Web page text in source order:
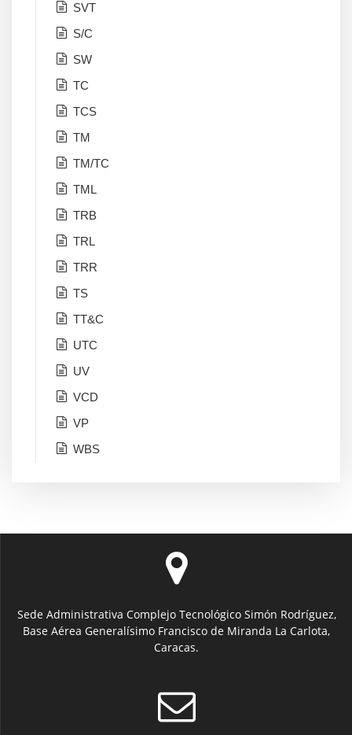
SVT
S/C
SW
TC
TCS
TM
TM/TC
TML
TRB
TRL
TRR
TS
TT&C
UTC
UV
VCD
VP
WBS
Sede Administrativa Complejo Tecnológico Simón Rodríguez,
Base Aérea Generalísimo Francisco de Miranda La Carlota,
Caracas.